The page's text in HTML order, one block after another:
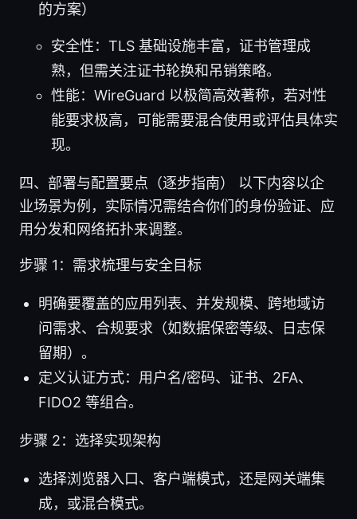
的方案）
安全性：TLS 基础设施丰富，证书管理成
熟，但需关注证书轮换和吊销策略。
性能：WireGuard 以极简高效著称，若对性
能要求极高，可能需要混合使用或评估具体实
现。
四、部署与配置要点（逐步指南） 以下内容以企
业场景为例，实际情况需结合你们的身份验证、应
用分发和网络拓扑来调整。
步骤 1：需求梳理与安全目标
明确要覆盖的应用列表、并发规模、跨地域访
问需求、合规要求（如数据保密等级、日志保
留期）。
定义认证方式：用户名/密码、证书、2FA、
FIDO2 等组合。
步骤 2：选择实现架构
选择浏览器入口、客户端模式，还是网关端集
成，或混合模式。